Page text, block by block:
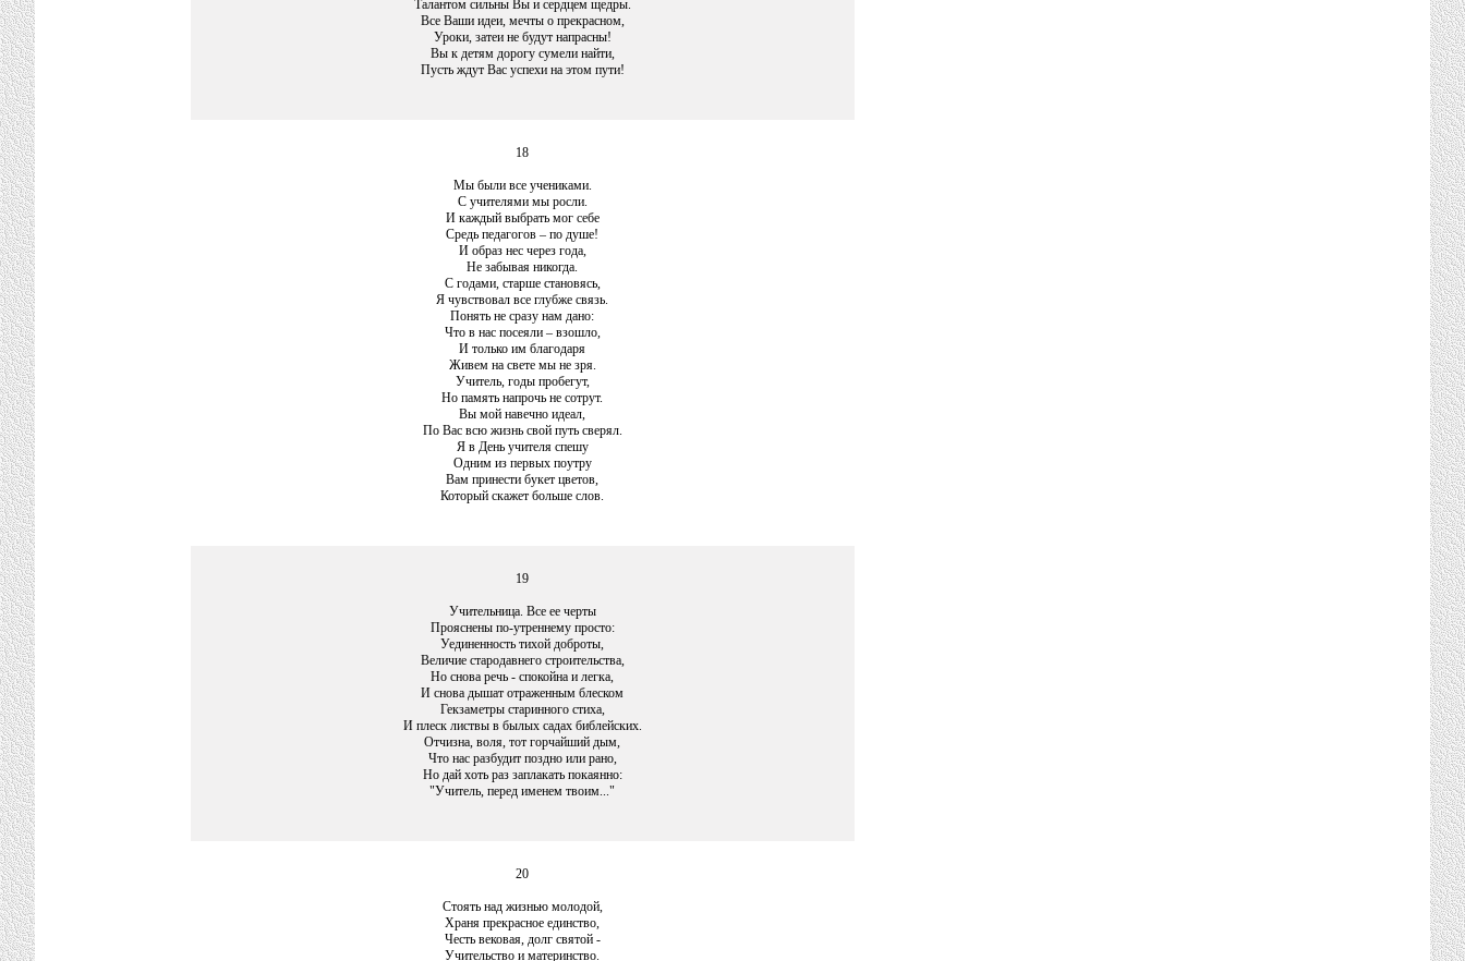
Талантом сильны Вы и сердцем щедры.
Все Ваши идеи, мечты о прекрасном,
Уроки, затеи не будут напрасны!
Вы к детям дорогу сумели найти,
Пусть ждут Вас успехи на этом пути!
18
Мы были все учениками.
С учителями мы росли.
И каждый выбрать мог себе
Средь педагогов – по душе!
И образ нес через года,
Не забывая никогда.
С годами, старше становясь,
Я чувствовал все глубже связь.
Понять не сразу нам дано:
Что в нас посеяли – взошло,
И только им благодаря
Живем на свете мы не зря.
Учитель, годы пробегут,
Но память напрочь не сотрут.
Вы мой навечно идеал,
По Вас всю жизнь свой путь сверял.
Я в День учителя спешу
Одним из первых поутру
Вам принести букет цветов,
Который скажет больше слов.
19
Учительница. Все ее черты
Прояснены по-утреннему просто:
Уединенность тихой доброты,
Величие стародавнего строительства,
Но снова речь - спокойна и легка,
И снова дышат отраженным блеском
Гекзаметры старинного стиха,
И плеск листвы в былых садах библейских.
Отчизна, воля, тот горчайший дым,
Что нас разбудит поздно или рано,
Но дай хоть раз заплакать покаянно:
"Учитель, перед именем твоим..."
20
Стоять над жизнью молодой,
Храня прекрасное единство,
Честь вековая, долг святой -
Учительство и материнство.